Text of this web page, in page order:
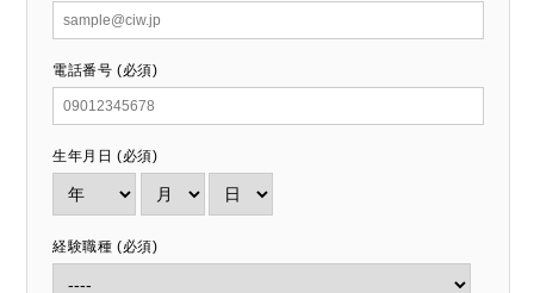
電話番号 (必須)
生年月日 (必須)
経験職種 (必須)